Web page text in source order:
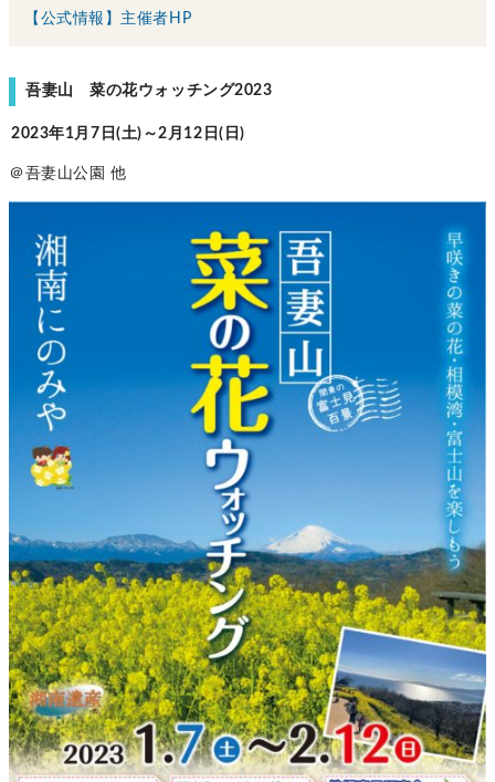
【公式情報】主催者HP
吾妻山 菜の花ウォッチング2023
2023年1月7日(土)～2月12日(日)
＠吾妻山公園 他